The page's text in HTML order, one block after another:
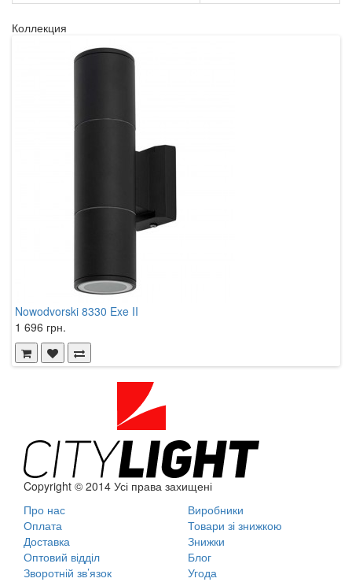
Коллекция
Nowodvorski 8330 Exe II
1 696 грн.
Copyright © 2014 Усі права захищені
Про нас
Оплата
Доставка
Оптовий відділ
Зворотній зв’язок
Виробники
Товари зі знижкою
Знижки
Блог
Угода